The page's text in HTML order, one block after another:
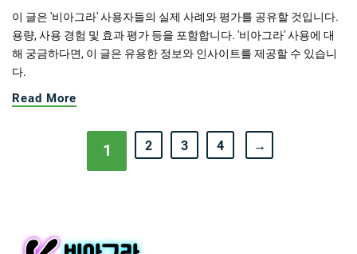
이 글은 '비아그라' 사용자들의 실제 사례와 평가를 공유할 것입니다.
용량, 사용 경험 및 효과 평가 등을 포함합니다. '비아그라' 사용에 대
해 궁금하다면, 이 글은 유용한 정보와 인사이트를 제공할 수 있습니
다.
Read More
1 2 3 4 →